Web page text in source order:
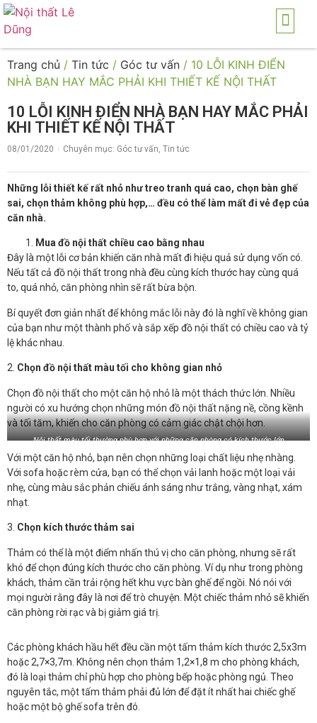
Trang chủ / Tin tức / Góc tư vấn / 10 LỖI KINH ĐIỂN
NHÀ BẠN HAY MẮC PHẢI KHI THIẾT KẾ NỘI THẤT
10 LỖI KINH ĐIỂN NHÀ BẠN HAY MẮC PHẢI
KHI THIẾT KẾ NỘI THẤT
08/01/2020 Chuyên mục: Góc tư vấn, Tin tức
Những lỗi thiết kế rất nhỏ như treo tranh quá cao, chọn bàn ghế
sai, chọn thảm không phù hợp,… đều có thể làm mất đi vẻ đẹp của
căn nhà.
Mua đồ nội thất chiều cao bằng nhau
Đây là một lỗi cơ bản khiến căn nhà mất đi hiệu quả sử dụng vốn có.
Nếu tất cả đồ nội thất trong nhà đều cùng kích thước hay cùng quá
to, quá nhỏ, căn phòng nhìn sẽ rất bừa bộn.
Bí quyết đơn giản nhất để không mắc lỗi này đó là nghĩ về không gian
của bạn như một thành phố và sắp xếp đồ nội thất có chiều cao và tỷ
lệ khác nhau.
2. Chọn đồ nội thất màu tối cho không gian nhỏ
Chọn đồ nội thất cho một căn hộ nhỏ là một thách thức lớn. Nhiều
người có xu hướng chọn những món đồ nội thất nặng nề, cồng kềnh
và tối tăm, khiến cho căn phòng có cảm giác chật chội hơn.
Nội thất màu tối thường phù hợp với những căn phòng có kích thước lớn
Với một căn hộ nhỏ, bạn nên chọn những loại chất liệu nhẹ nhàng.
Với sofa hoặc rèm cửa, bạn có thể chọn vải lanh hoặc một loại vải
nhẹ, cùng màu sắc phản chiếu ánh sáng như trắng, vàng nhạt, xám
nhạt.
3. Chọn kích thước thảm sai
Thảm có thể là một điểm nhấn thú vị cho căn phòng, nhưng sẽ rất
khó để chọn đúng kích thước cho căn phòng. Ví dụ như trong phòng
khách, thảm cần trải rộng hết khu vực bàn ghế để ngồi. Nó nói với
mọi người rằng đây là nơi để trò chuyện. Một chiếc thảm nhỏ sẽ khiến
căn phòng rời rạc và bị giảm giá trị.
Các phòng khách hầu hết đều cần một tấm thảm kích thước 2,5x3m
hoặc 2,7×3,7m. Không nên chọn thảm 1,2×1,8 m cho phòng khách,
đó là loại thảm chỉ phù hợp cho phòng bếp hoặc phòng ngủ. Theo
nguyên tắc, một tấm thảm phải đủ lớn để đặt ít nhất hai chiếc ghế
hoặc một bộ ghế sofa trên đó.